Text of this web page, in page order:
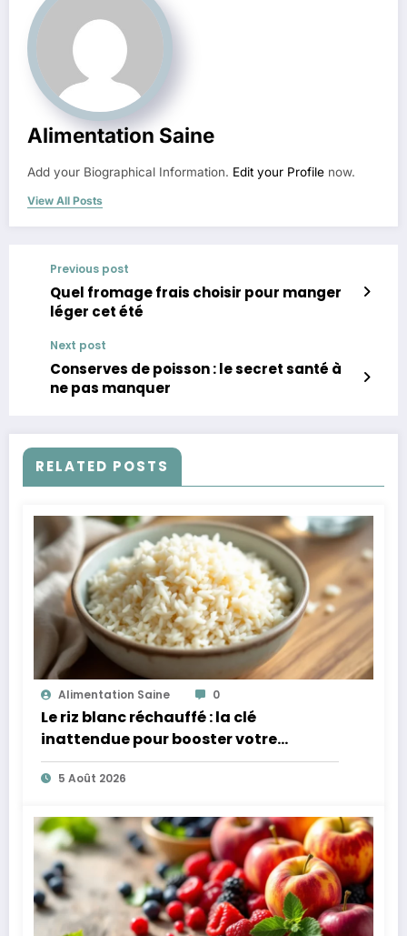
Alimentation Saine
Add your Biographical Information. Edit your Profile now.
View All Posts
Previous post
Quel fromage frais choisir pour manger
léger cet été
Next post
Conserves de poisson : le secret santé à
ne pas manquer
RELATED POSTS
Alimentation Saine 0
Le riz blanc réchauffé : la clé
inattendue pour booster votre
microbiote
5 Août 2026